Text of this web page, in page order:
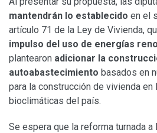
mantendrán lo establecido en el
artículo 71 de la Ley de Vivienda,
impulso del uso de energías
plantearon adicionar la
autoabastecimiento basados en
para la construcción de vivienda
bioclimáticas del país.
Se espera que la reforma turnada